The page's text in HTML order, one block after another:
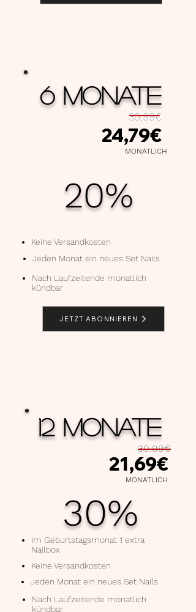
6 MONATE
30,99€
24,79€
MONATLICH
20%
Keine Versandkosten
Jeden Monat ein neues Set Nails
Nach Laufzeitende monatlich
kündbar
JETZT ABONNIEREN
12 MONATE
30,99€
21,69€
MONATLICH
30%
im Geburtstagsmonat 1 extra
Nailbox
Keine Versandkosten
Jeden Monat ein neues Set Nails
Nach Laufzeitende monatlich
kündbar